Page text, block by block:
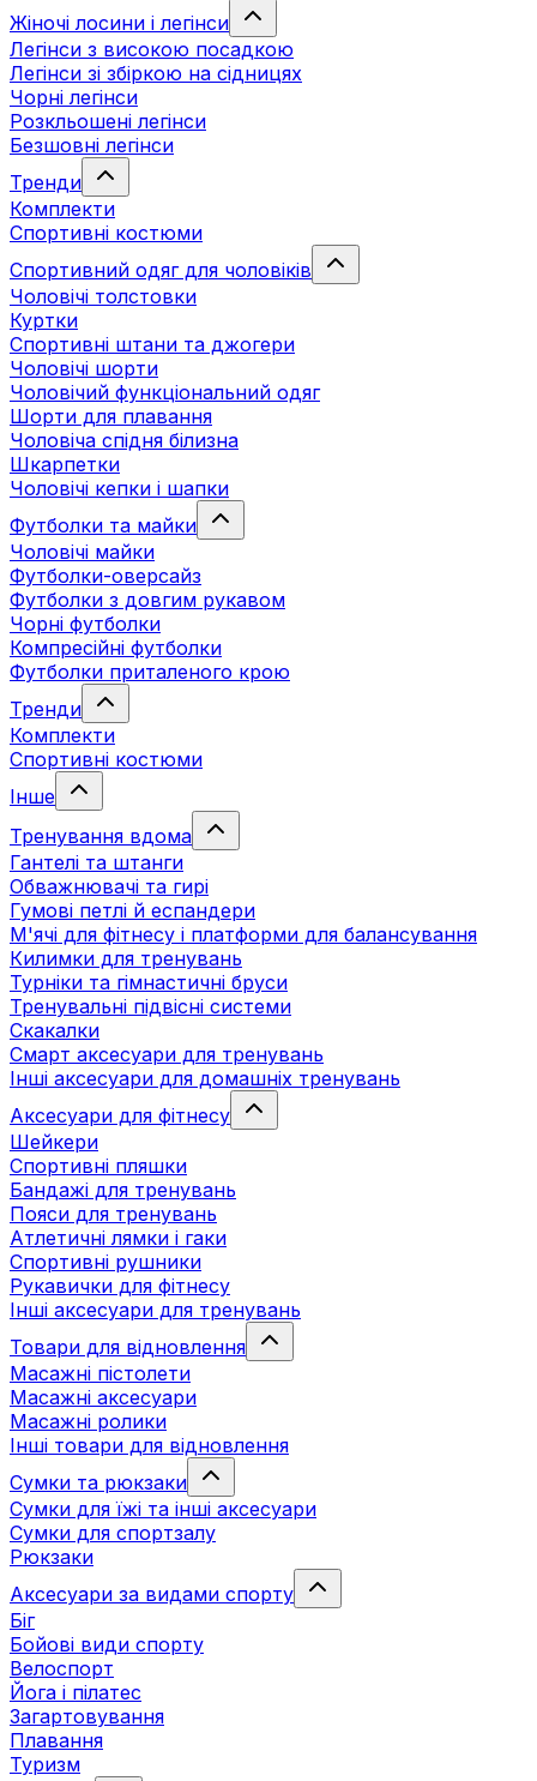
Жіночі лосини і легінси
Легінси з високою посадкою
Легінси зі збіркою на сідницях
Чорні легінси
Розкльошені легінси
Безшовні легінси
Тренди
Комплекти
Спортивні костюми
Спортивний одяг для чоловіків
Чоловічі толстовки
Куртки
Спортивні штани та джогери
Чоловічі шорти
Чоловічий функціональний одяг
Шорти для плавання
Чоловіча спідня білизна
Шкарпетки
Чоловічі кепки і шапки
Футболки та майки
Чоловічі майки
Футболки-оверсайз
Футболки з довгим рукавом
Чорні футболки
Компресійні футболки
Футболки приталеного крою
Тренди
Комплекти
Спортивні костюми
Інше
Тренування вдома
Гантелі та штанги
Обважнювачі та гирі
Гумові петлі й еспандери
М'ячі для фітнесу і платформи для балансування
Килимки для тренувань
Турніки та гімнастичні бруси
Тренувальні підвісні системи
Скакалки
Смарт аксесуари для тренувань
Інші аксесуари для домашніх тренувань
Аксесуари для фітнесу
Шейкери
Спортивні пляшки
Бандажі для тренувань
Пояси для тренувань
Атлетичні лямки і гаки
Спортивні рушники
Рукавички для фітнесу
Інші аксесуари для тренувань
Товари для відновлення
Масажні пістолети
Масажні аксесуари
Масажні ролики
Інші товари для відновлення
Сумки та рюкзаки
Сумки для їжі та інші аксесуари
Сумки для спортзалу
Рюкзаки
Аксесуари за видами спорту
Біг
Бойові види спорту
Велоспорт
Йога і пілатес
Загартовування
Плавання
Туризм